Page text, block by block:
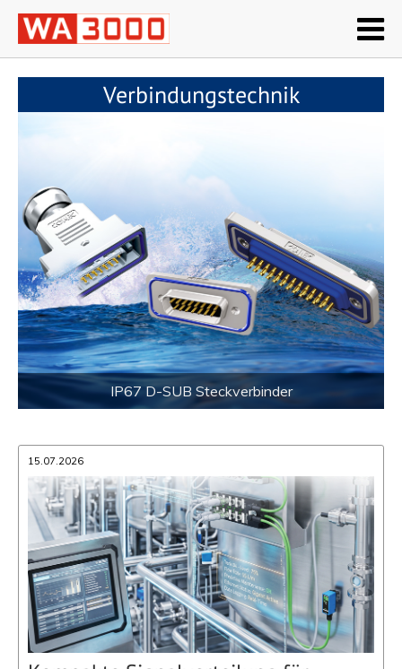
Verbindungstechnik
IP67 D-SUB Steckverbinder
15.07.2026